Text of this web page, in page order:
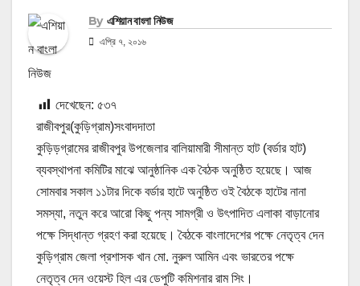
By এশিয়ান বাংলা নিউজ
এপ্রি ৭, ২০১৬
দেখেছেন: ৫৩৭
রাজীবপুর(কুড়িগ্রাম)সংবাদদাতা
কুড়িড়গ্রামের রাজীবপুর উপজেলার বালিয়ামারী সীমান্ত হাট (বর্ডার হাট)
ব্যবস্থাপনা কমিটির মাঝে আনুষ্ঠানিক এক বৈঠক অনুষ্ঠিত হয়েছে। আজ
সোমবার সকাল ১১টার দিকে বর্ডার হাটে অনুষ্ঠিত ওই বৈঠকে হাটের নানা
সমস্যা, নতুন করে আরো কিছু পন্য সামগ্রী ও উৎপাদিত এলাকা বাড়ানোর
পক্ষে সিদ্ধান্ত গ্রহণ করা হয়েছে। বৈঠকে বাংলাদেশের পক্ষে নেতৃত্ব দেন
কুড়িগ্রাম জেলা প্রশাসক খান মো. নুরুল আমিন এবং ভারতের পক্ষে
নেতৃত্ব দেন ওয়েস্ট হিল এর ডেপুটি কমিশনার রাম সিং।